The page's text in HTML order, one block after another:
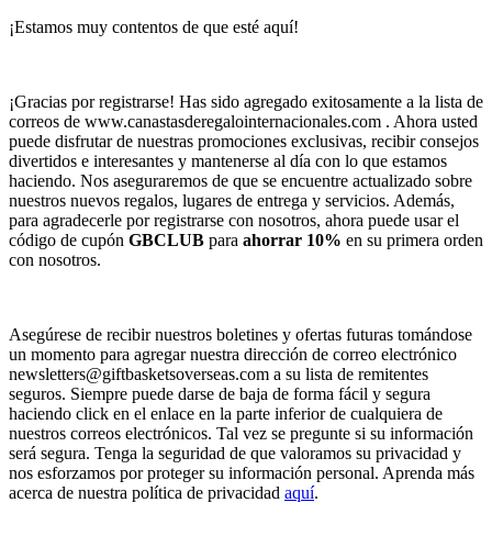
¡Estamos muy contentos de que esté aquí!
¡Gracias por registrarse! Has sido agregado exitosamente a la lista de
correos de www.canastasderegalointernacionales.com . Ahora usted
puede disfrutar de nuestras promociones exclusivas, recibir consejos
divertidos e interesantes y mantenerse al día con lo que estamos
haciendo. Nos aseguraremos de que se encuentre actualizado sobre
nuestros nuevos regalos, lugares de entrega y servicios. Además,
para agradecerle por registrarse con nosotros, ahora puede usar el
código de cupón GBCLUB para ahorrar 10% en su primera orden
con nosotros.
Asegúrese de recibir nuestros boletines y ofertas futuras tomándose
un momento para agregar nuestra dirección de correo electrónico
newsletters@giftbasketsoverseas.com a su lista de remitentes
seguros. Siempre puede darse de baja de forma fácil y segura
haciendo click en el enlace en la parte inferior de cualquiera de
nuestros correos electrónicos. Tal vez se pregunte si su información
será segura. Tenga la seguridad de que valoramos su privacidad y
nos esforzamos por proteger su información personal. Aprenda más
acerca de nuestra política de privacidad aquí.